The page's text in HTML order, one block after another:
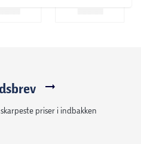
skarpeste priser i indbakken